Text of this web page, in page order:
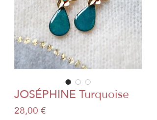
JOSÉPHINE Turquoise
28,00 €